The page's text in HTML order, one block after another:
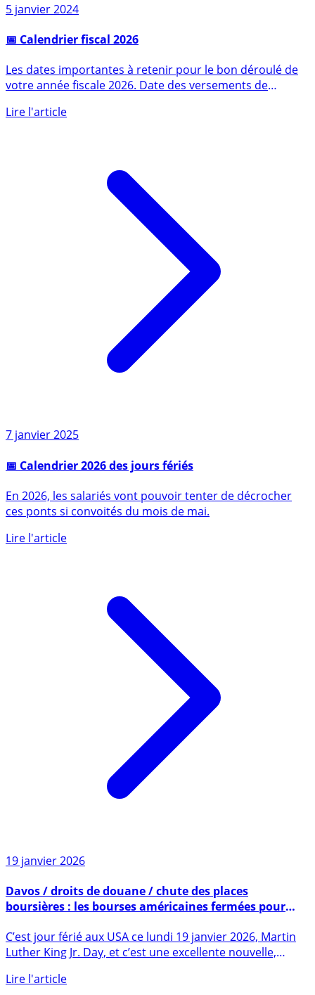
5 janvier 2024
📅 Calendrier fiscal 2026
Les dates importantes à retenir pour le bon déroulé de
votre année fiscale 2026. Date des versements de
l’avance, (...)
Lire l'article
7 janvier 2025
📅 Calendrier 2026 des jours fériés
En 2026, les salariés vont pouvoir tenter de décrocher
ces ponts si convoités du mois de mai.
Lire l'article
19 janvier 2026
Davos / droits de douane / chute des places
boursières : les bourses américaines fermées pour
Martin Luther King Jr. Day
C’est jour férié aux USA ce lundi 19 janvier 2026, Martin
Luther King Jr. Day, et c’est une excellente nouvelle,
car (...)
Lire l'article